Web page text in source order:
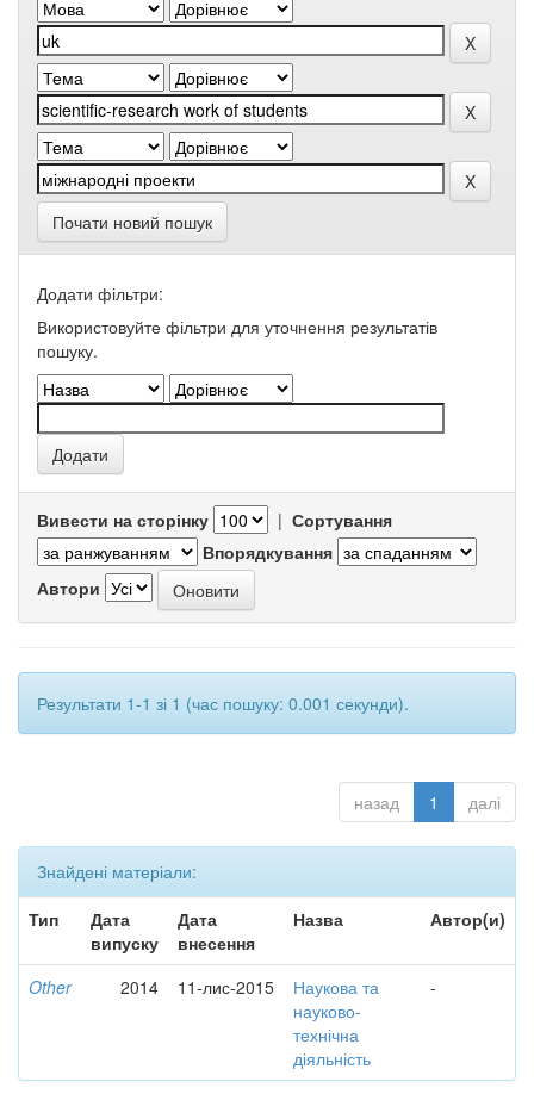
Почати новий пошук
Додати фільтри:
Використовуйте фільтри для уточнення результатів
пошуку.
Вивести на сторінку | Сортування
Впорядкування
Автори
Результати 1-1 зі 1 (час пошуку: 0.001 секунди).
назад 1 далі
Знайдені матеріали:
Тип
Дата
випуску
Дата
внесення
Назва Автор(и)
Other 2014 11-лис-2015
Наукова та
науково-
технічна
діяльність
-